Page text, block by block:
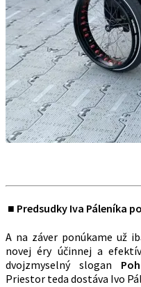
■ Predsudky Iva Páleníka
A na záver ponúkame už
novej éry účinnej a
dvojzmyselný slogan
Priestor teda dostáva Ivo